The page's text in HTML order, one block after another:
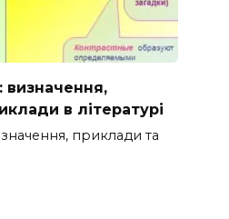
визначення,
в літературі
приклади та